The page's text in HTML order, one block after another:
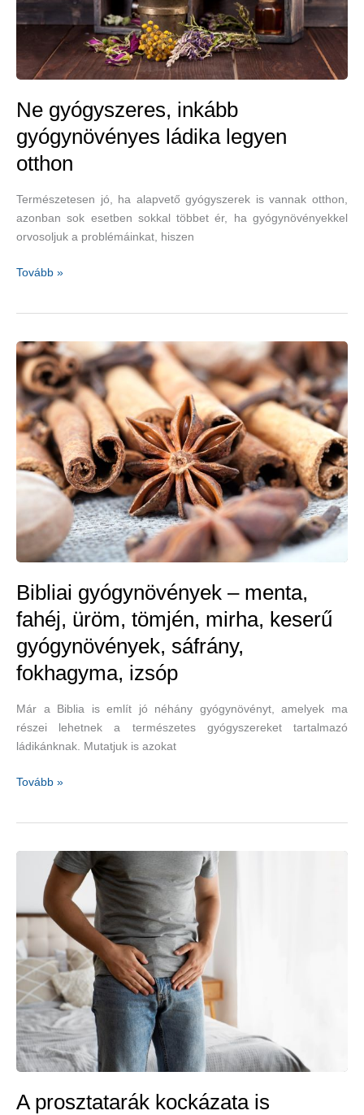
Ne gyógyszeres, inkább
gyógynövényes ládika legyen
otthon
Természetesen jó, ha alapvető gyógyszerek is vannak otthon,
azonban sok esetben sokkal többet ér, ha gyógynövényekkel
orvosoljuk a problémáinkat, hiszen
Ne
ládika
legyen
otthon
Tovább »
Bibliai gyógynövények – menta,
fahéj, üröm, tömjén, mirha, keserű
gyógynövények, sáfrány,
fokhagyma, izsóp
Már a Biblia is említ jó néhány gyógynövényt, amelyek ma
részei lehetnek a természetes gyógyszereket tartalmazó
ládikánknak. Mutatjuk is azokat
Bibliai
fahéj,
tömjén,
mirha,
gyógynövények,
sáfrány,
fokhagyma,
izsóp
Tovább »
A prosztatarák kockázata is